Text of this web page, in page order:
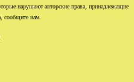
нарушают авторские права, принадлежащие
сообщите нам.